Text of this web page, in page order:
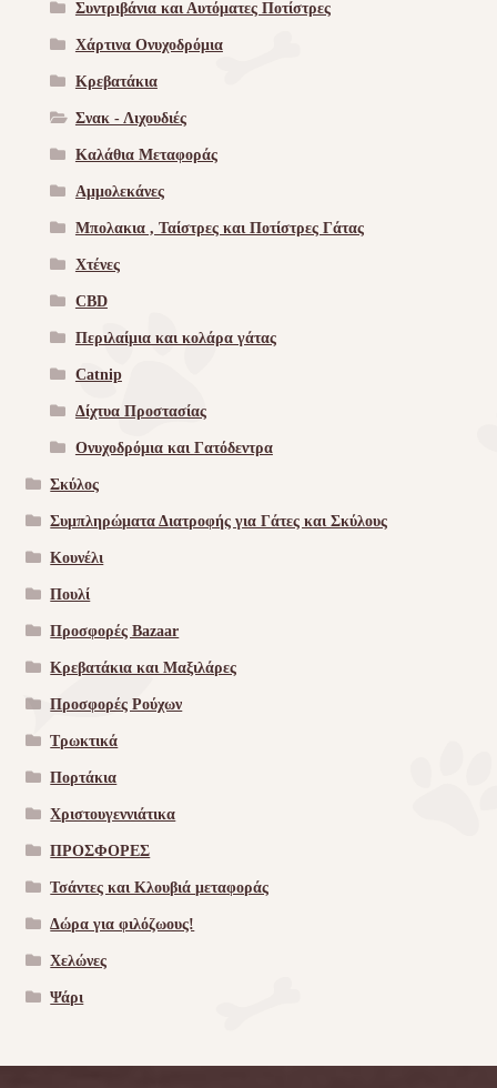
Συντριβάνια και Αυτόματες Ποτίστρες
Χάρτινα Ονυχοδρόμια
Κρεβατάκια
Σνακ - Λιχουδιές
Καλάθια Μεταφοράς
Αμμολεκάνες
Μπολακια , Ταίστρες και Ποτίστρες Γάτας
Χτένες
CBD
Περιλαίμια και κολάρα γάτας
Catnip
Δίχτυα Προστασίας
Ονυχοδρόμια και Γατόδεντρα
Σκύλος
Συμπληρώματα Διατροφής για Γάτες και Σκύλους
Κουνέλι
Πουλί
Προσφορές Bazaar
Κρεβατάκια και Μαξιλάρες
Προσφορές Ρούχων
Τρωκτικά
Πορτάκια
Χριστουγεννιάτικα
ΠΡΟΣΦΟΡΕΣ
Τσάντες και Κλουβιά μεταφοράς
Δώρα για φιλόζωους!
Χελώνες
Ψάρι